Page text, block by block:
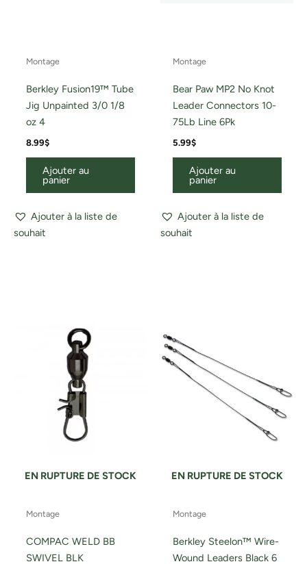
Montage
Berkley Fusion19™ Tube
Jig Unpainted 3/0 1/8
oz 4
8.99$
Ajouter au
panier
Ajouter à la liste de
souhait
Montage
Bear Paw MP2 No Knot
Leader Connectors 10-
75Lb Line 6Pk
5.99$
Ajouter au
panier
Ajouter à la liste de
souhait
EN RUPTURE DE STOCK
Montage
COMPAC WELD BB
SWIVEL BLK
EN RUPTURE DE STOCK
Montage
Berkley Steelon™ Wire-
Wound Leaders Black 6